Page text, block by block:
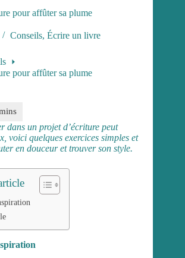
pour affûter sa plume
Conseils, Écrire un livre
pour affûter sa plume
dans un projet d’écriture peut
voici quelques exercices simples et
en douceur et trouver son style.